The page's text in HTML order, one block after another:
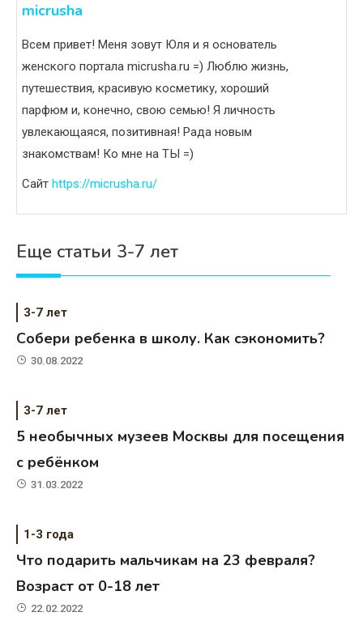
micrusha
Всем привет! Меня зовут Юля и я основатель
женского портала micrusha.ru =) Люблю жизнь,
путешествия, красивую косметику, хороший
парфюм и, конечно, свою семью! Я личность
увлекающаяся, позитивная! Рада новым
знакомствам! Ко мне на ТЫ =)
Сайт https://micrusha.ru/
Еще статьи 3-7 лет
3-7 лет
Собери ребенка в школу. Как сэкономить?
30.08.2022
3-7 лет
5 необычных музеев Москвы для посещения
с ребёнком
31.03.2022
1-3 года
Что подарить мальчикам на 23 февраля?
Возраст от 0-18 лет
22.02.2022